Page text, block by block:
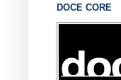
DOCE CORE